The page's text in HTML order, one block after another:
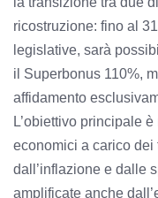
ricostruzione: fino al
legislative, sarà
il Superbonus 110%,
affidamento
L’obiettivo principale
economici a carico dei
dall’inflazione e dalle
amplificate anche